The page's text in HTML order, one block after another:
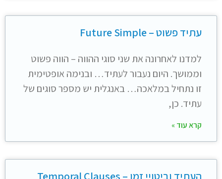
עתיד פשוט – Future Simple
למדנו לאחרונה את שני סוגי ההווה – הווה פשוט
וממושך. היום נעבור לעתיד… ובנימה אופטימית
זו נתחיל במלאכה… באנגלית יש מספר סוגים של
עתיד. כן,
קרא עוד »
העתיד וביטויי זמן – Temporal Clauses